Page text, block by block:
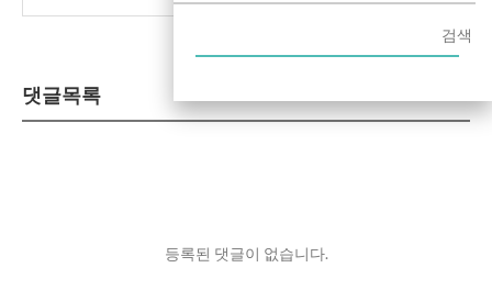
검색
댓글목록
등록된 댓글이 없습니다.